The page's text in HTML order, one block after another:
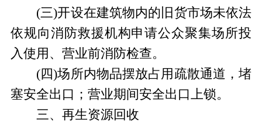
(三)开设在建筑物内的旧货市场未依法
依规向消防救援机构申请公众聚集场所投
入使用、营业前消防检查。
(四)场所内物品摆放占用疏散通道，堵
塞安全出口；营业期间安全出口上锁。
三、再生资源回收